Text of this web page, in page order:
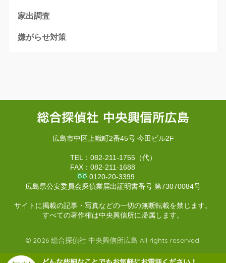
家出調査
嫌がらせ対策
広島市中区上幟町2番45号 今田ビル2F
TEL：082-211-1755（代）
FAX：082-211-1688
0120-20-3399
広島県公安委員会探偵業届出証明書番号 第73070084号
サイトに掲載の記事・写真などの一切の無断転載を禁じます。
すべての著作権は中央興信所に帰属します。
© 2026 総合探偵社 中央興信所広島 All rights reserved.